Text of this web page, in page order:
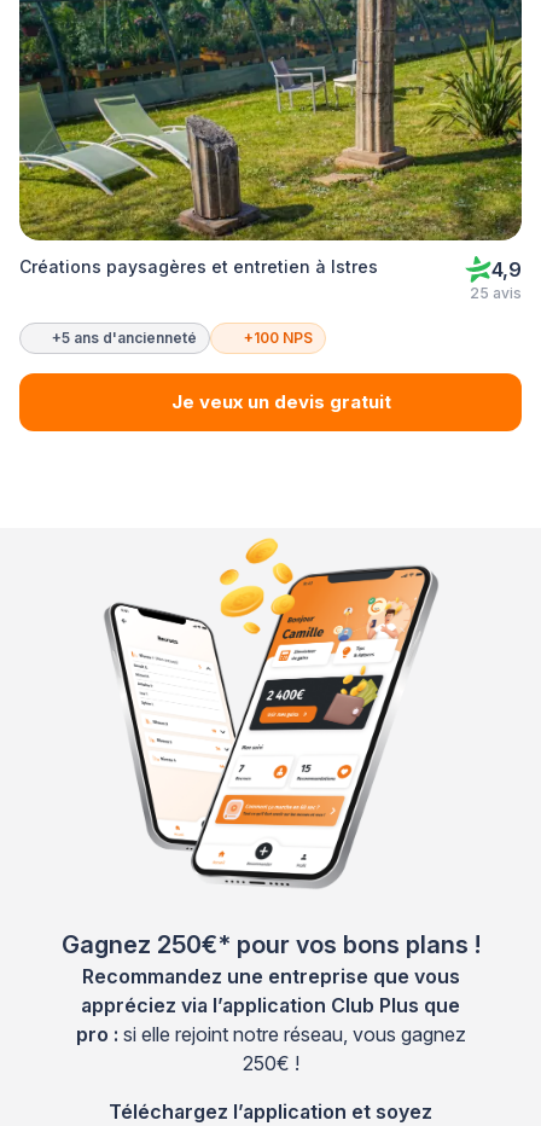
Créations paysagères et entretien à Istres 4,9
25 avis
+5 ans d'ancienneté +100 NPS
Je veux un devis gratuit
Gagnez 250€* pour vos bons plans !
Recommandez une entreprise que vous
appréciez via l’application Club Plus que
pro : si elle rejoint notre réseau, vous gagnez
250€ !
Téléchargez l’application et soyez